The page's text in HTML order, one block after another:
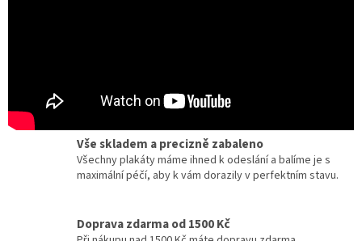
kinematografie a designu.
Vše skladem a precizně zabaleno
Všechny plakáty máme ihned k odeslání a balíme je s
maximální péčí, aby k vám dorazily v perfektním stavu.
Doprava zdarma od 1500 Kč